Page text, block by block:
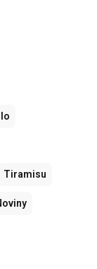
Tiramisu